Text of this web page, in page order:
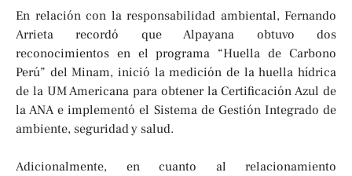
En relación con la responsabilidad ambiental, Fernando
Arrieta recordó que Alpayana obtuvo dos
reconocimientos en el programa “Huella de Carbono
Perú” del Minam, inició la medición de la huella hídrica
de la UM Americana para obtener la Certificación Azul de
la ANA e implementó el Sistema de Gestión Integrado de
ambiente, seguridad y salud.
Adicionalmente, en cuanto al relacionamiento